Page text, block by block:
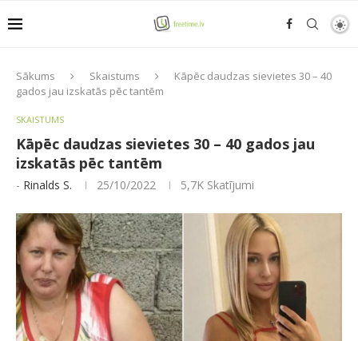
Sākums Skaistums
Kāpēc daudzas sievietes 30 – 40
gados jau izskatās pēc tantēm
SKAISTUMS
Kāpēc daudzas sievietes 30 – 40 gados jau
izskatās pēc tantēm
- Rinalds S. 25/10/2022 5,7K Skatījumi